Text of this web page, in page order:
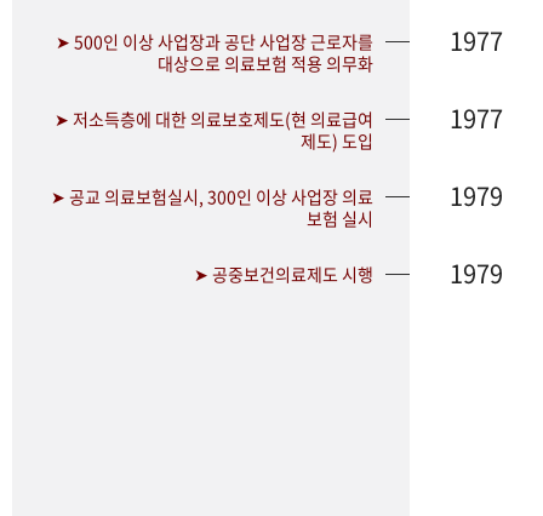
➤ 500인 이상 사업장과 공단 사업장 근로자를
대상으로 의료보험 적용 의무화
1977
➤ 저소득층에 대한 의료보호제도(현 의료급여
제도) 도입
1977
➤ 공교 의료보험실시, 300인 이상 사업장 의료
보험 실시
1979
➤ 공중보건의료제도 시행 1979